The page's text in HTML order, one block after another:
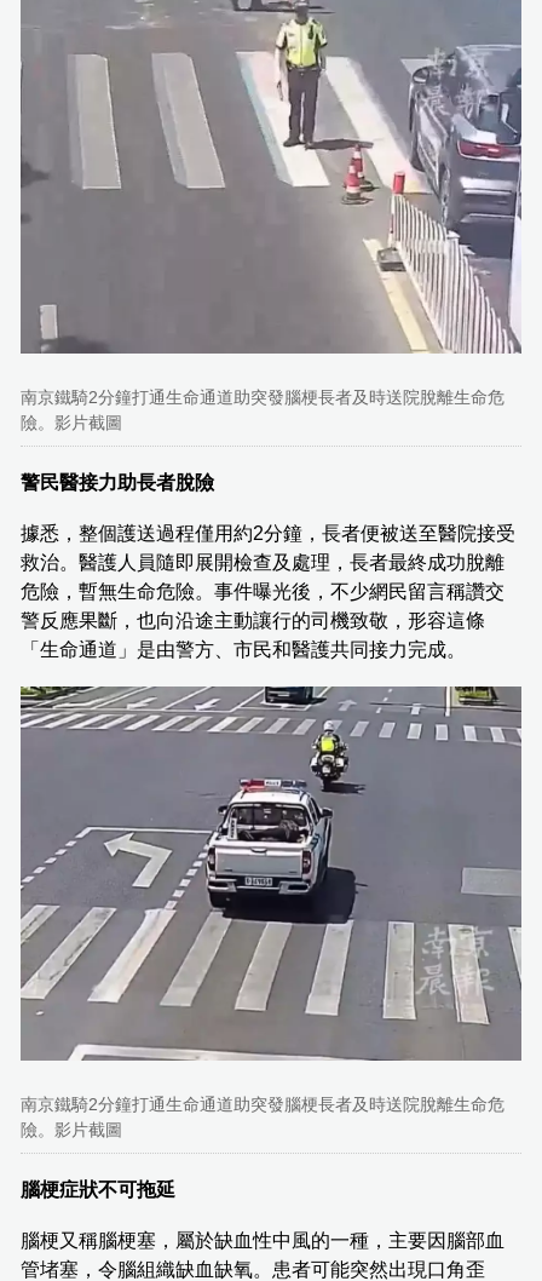
南京鐵騎2分鐘打通生命通道助突發腦梗長者及時送院脫離生命危
險。影片截圖
警民醫接力助長者脫險
據悉，整個護送過程僅用約2分鐘，長者便被送至醫院接受
救治。醫護人員隨即展開檢查及處理，長者最終成功脫離
危險，暫無生命危險。事件曝光後，不少網民留言稱讚交
警反應果斷，也向沿途主動讓行的司機致敬，形容這條
「生命通道」是由警方、市民和醫護共同接力完成。
南京鐵騎2分鐘打通生命通道助突發腦梗長者及時送院脫離生命危
險。影片截圖
腦梗症狀不可拖延
腦梗又稱腦梗塞，屬於缺血性中風的一種，主要因腦部血
管堵塞，令腦組織缺血缺氧。患者可能突然出現口角歪